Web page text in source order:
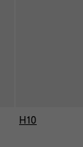
H10